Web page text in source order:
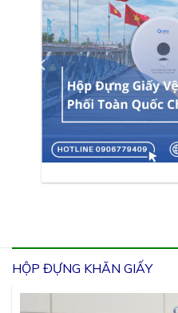
HỘP ĐỰNG KHĂN GIẤY